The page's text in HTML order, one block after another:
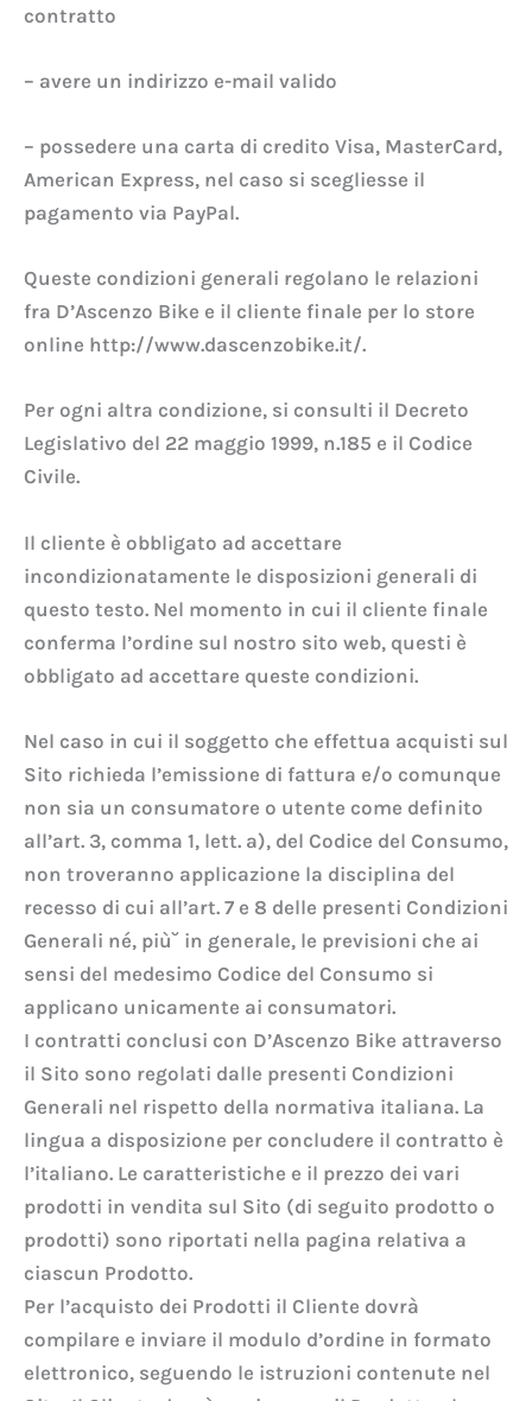
contratto
– avere un indirizzo e-mail valido
– possedere una carta di credito Visa, MasterCard,
American Express, nel caso si scegliesse il
pagamento via PayPal.
Queste condizioni generali regolano le relazioni
fra D’Ascenzo Bike e il cliente finale per lo store
online http://www.dascenzobike.it/.
Per ogni altra condizione, si consulti il Decreto
Legislativo del 22 maggio 1999, n.185 e il Codice
Civile.
Il cliente è obbligato ad accettare
incondizionatamente le disposizioni generali di
questo testo. Nel momento in cui il cliente finale
conferma l’ordine sul nostro sito web, questi è
obbligato ad accettare queste condizioni.
Nel caso in cui il soggetto che effettua acquisti sul
Sito richieda l’emissione di fattura e/o comunque
non sia un consumatore o utente come definito
all’art. 3, comma 1, lett. a), del Codice del Consumo,
non troveranno applicazione la disciplina del
recesso di cui all’art. 7 e 8 delle presenti Condizioni
Generali né, più˘ in generale, le previsioni che ai
sensi del medesimo Codice del Consumo si
applicano unicamente ai consumatori.
I contratti conclusi con D’Ascenzo Bike attraverso
il Sito sono regolati dalle presenti Condizioni
Generali nel rispetto della normativa italiana. La
lingua a disposizione per concludere il contratto è
l’italiano. Le caratteristiche e il prezzo dei vari
prodotti in vendita sul Sito (di seguito prodotto o
prodotti) sono riportati nella pagina relativa a
ciascun Prodotto.
Per l’acquisto dei Prodotti il Cliente dovrà
compilare e inviare il modulo d’ordine in formato
elettronico, seguendo le istruzioni contenute nel